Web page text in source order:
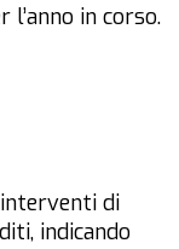
in corso.
di
indicando